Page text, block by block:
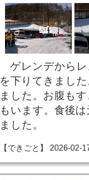
ゲレンデからレ
を下りてきまし
ました。お腹も
もいます。食後
ました。
【できごと】 2026-02-